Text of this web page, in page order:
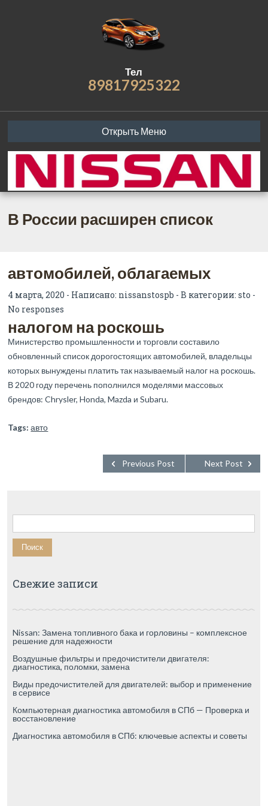
Тел
89817925322
Открыть Меню
В России расширен список
автомобилей, облагаемых
налогом на роскошь
4 марта, 2020 - Написано: nissanstospb - В категории:sto -
No responses
Министерство промышленности и торговли составило
обновленный список дорогостоящих автомобилей, владельцы
которых вынуждены платить так называемый налог на роскошь.
В 2020 году перечень пополнился моделями массовых
брендов: Chrysler, Honda, Mazda и Subaru.
Tags: авто
Next Post
Previous Post
Найти:
Свежие записи
Nissan: Замена топливного бака и горловины – комплексное
решение для надежности
Воздушные фильтры и предочистители двигателя:
диагностика, поломки, замена
Виды предочистителей для двигателей: выбор и применение
в сервисе
Компьютерная диагностика автомобиля в СПб — Проверка и
восстановление
Диагностика автомобиля в СПб: ключевые аспекты и советы